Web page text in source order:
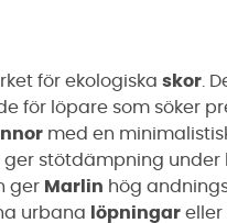
för ekologiska skor .
för löpare som söker
med en
stötdämpning under
ger Marlin hög
urbana
löpningar eller